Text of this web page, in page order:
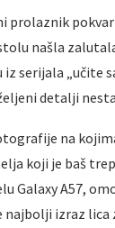
prolaznik
našla
serijala „učite
detalji
na
koji je baš
Galaxy A57,
izraz lica